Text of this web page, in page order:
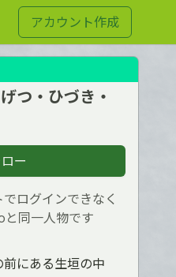
アカウント作成
つ・ひづき・
ー
ログインできなく
と同一人物です
前にある生垣の中